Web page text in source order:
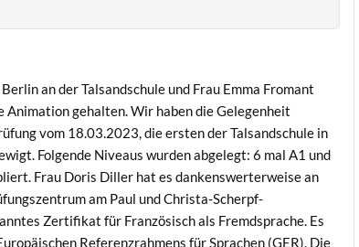
an der Talsandschule und Frau Emma Fromant
Animation gehalten. Wir haben die Gelegenheit
vom 18.03.2023, die ersten der Talsandschule in
Folgende Niveaus wurden abgelegt: 6 mal A1 und
Frau Doris Diller hat es dankenswerterweise an
am Paul und Christa-Scherpf-
Zertifikat für Französisch als Fremdsprache. Es
Referenzrahmens für Sprachen (GER). Die